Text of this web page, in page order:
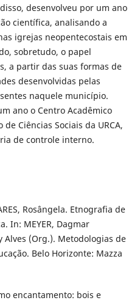
desenvolveu por um ano
científica, analisando a
igrejas neopentecostais em
sobretudo, o papel
a partir das suas formas de
desenvolvidas pelas
naquele município.
ano o Centro Acadêmico
Ciências Sociais da URCA,
de controle interno.
Rosângela. Etnografia de
In: MEYER, Dagmar
Alves (Org.). Metodologias de
Belo Horizonte: Mazza
encantamento: bois e